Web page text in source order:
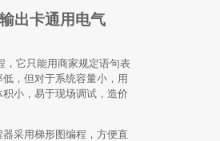
出卡通用电气
它只能用商家规定语句表
，但对于系统容量小，用
小，易于现场调试，造价
采用梯形图编程，方便直